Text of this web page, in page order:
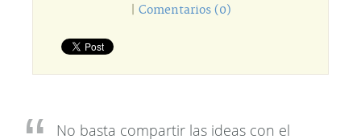
Comentarios (0)
No basta compartir las ideas con el